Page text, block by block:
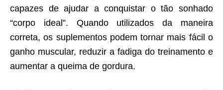
capazes de ajudar a conquistar o tão sonhado
“corpo ideal”. Quando utilizados da maneira
correta, os suplementos podem tornar mais fácil o
ganho muscular, reduzir a fadiga do treinamento e
aumentar a queima de gordura.